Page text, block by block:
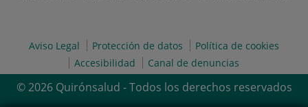
Aviso Legal Protección de datos
Política de cookies
Accesibilidad
Canal de denuncias
© 2026 Quirónsalud - Todos los derechos reservados